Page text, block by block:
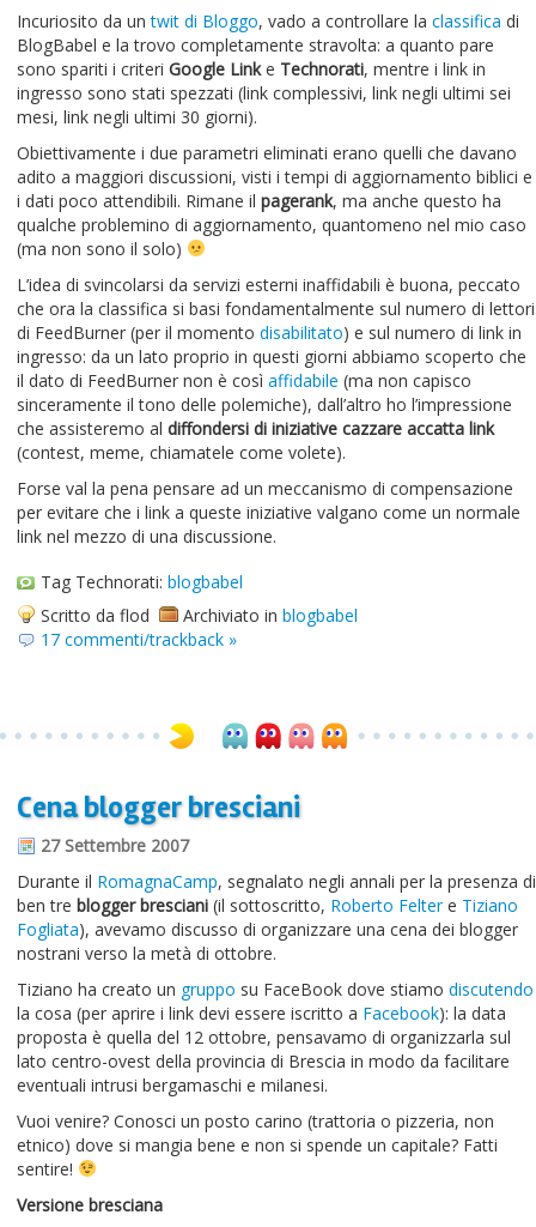
Incuriosito da untwit di Bloggo, vado a controllare la classifica di
BlogBabel e la trovo completamente stravolta: a quanto pare
sono spariti i criteri Google Linke Technorati, mentre i link in
ingresso sono stati spezzati (link complessivi, link negli ultimi sei
mesi, link negli ultimi 30 giorni).
Obiettivamente i due parametri eliminati erano quelli che davano
adito a maggiori discussioni, visti i tempi di aggiornamento biblici e
i dati poco attendibili. Rimane il pagerank, ma anche questo ha
qualche problemino di aggiornamento, quantomeno nel mio caso
(ma non sono il solo)
L’idea di svincolarsi da servizi esterni inaffidabili è buona, peccato
che ora la classifica si basi fondamentalmente sul numero di lettori
di FeedBurner (per il momento disabilitato) e sul numero di link in
ingresso: da un lato proprio in questi giorni abbiamo scoperto che
il dato di FeedBurner non è così affidabile (ma non capisco
sinceramente il tono delle polemiche), dall’altro ho l’impressione
che assisteremo al diffondersi di iniziative cazzare accatta link
(contest, meme, chiamatele come volete).
Forse val la pena pensare ad un meccanismo di compensazione
per evitare che i link a queste iniziative valgano come un normale
link nel mezzo di una discussione.
Tag Technorati: blogbabel
Scritto da flod
Archiviato in blogbabel
17 commenti/trackback »
Cena blogger bresciani
27 Settembre 2007
Durante il RomagnaCamp, segnalato negli annali per la presenza di
ben tre blogger bresciani (il sottoscritto, Roberto Feltere Tiziano
Fogliata), avevamo discusso di organizzare una cena dei blogger
nostrani verso la metà di ottobre.
Tiziano ha creato un gruppo su FaceBook dove stiamo discutendo
la cosa (per aprire i link devi essere iscritto a Facebook): la data
proposta è quella del 12 ottobre, pensavamo di organizzarla sul
lato centro-ovest della provincia di Brescia in modo da facilitare
eventuali intrusi bergamaschi e milanesi.
Vuoi venire? Conosci un posto carino (trattoria o pizzeria, non
etnico) dove si mangia bene e non si spende un capitale? Fatti
sentire!
Versione bresciana